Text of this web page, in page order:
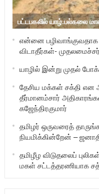
பட்டபகலில் யாழ்.பல்கலை
என்னை பழிவாங்குவதாக
விடாதீர்கள்-
யாழில் இன்று முதல்
தேசிய மக்கள் சக்தி என
தீர்மானம்சார்
கஜேந்திரகுமார்
தமிழர் ஒருவரைத்
நியமிக்கின்றேன் –
தமிழீழ விடுதலைப்
மகள் சட்டத்தரணியாக